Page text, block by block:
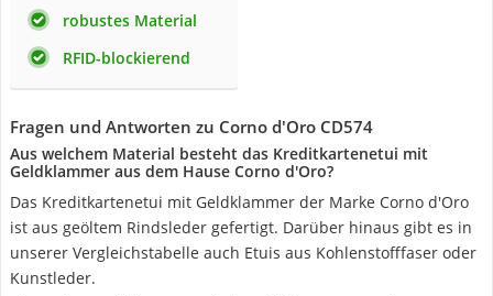
robustes Material
RFID-blockierend
Fragen und Antworten zu Corno d'Oro CD574
Aus welchem Material besteht das Kreditkartenetui mit
Geldklammer aus dem Hause Corno d'Oro?
Das Kreditkartenetui mit Geldklammer der Marke Corno d'Oro
ist aus geöltem Rindsleder gefertigt. Darüber hinaus gibt es in
unserer Vergleichstabelle auch Etuis aus Kohlenstofffaser oder
Kunstleder.